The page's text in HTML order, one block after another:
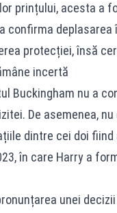
prințului, acesta a
confirma
protecției, însă
incertă
Buckingham nu a
De asemenea,
dintre cei doi
în care Harry a
unei